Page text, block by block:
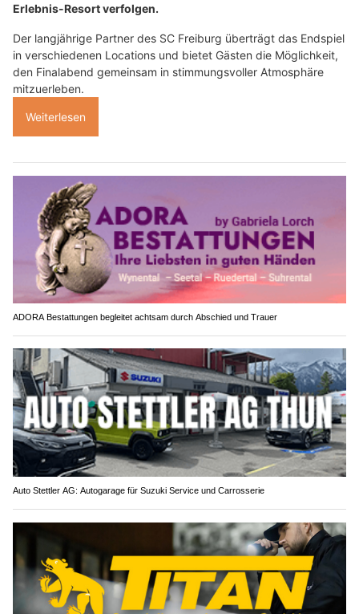
Erlebnis-Resort verfolgen.
Der langjährige Partner des SC Freiburg überträgt das Endspiel
in verschiedenen Locations und bietet Gästen die Möglichkeit,
den Finalabend gemeinsam in stimmungsvoller Atmosphäre
mitzuerleben.
Weiterlesen
ADORA Bestattungen begleitet achtsam durch Abschied und Trauer
Auto Stettler AG: Autogarage für Suzuki Service und Carrosserie